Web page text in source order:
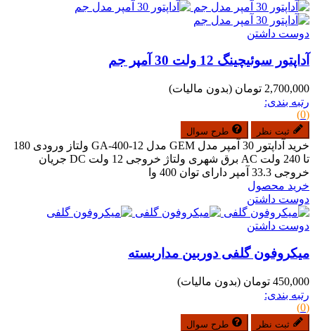
دوست داشتن
آداپتور سوئیچینگ 12 ولت 30 آمپر جم
2,700,000 تومان
(بدون مالیات)
رتبه بندی:
(0)
ثبت نظر طرح سوال
خرید آداپتور 30 آمپر مدل GEM مدل GA-400-12 ولتاز ورودی 180
تا 240 ولت AC برق شهری ولتاژ خروجی 12 ولت DC جریان
خروجی 33.3 آمپر دارای توان 400 وا
خرید محصول
دوست داشتن
دوست داشتن
میکروفون گلفی دوربین مداربسته
450,000 تومان
(بدون مالیات)
رتبه بندی:
(0)
ثبت نظر طرح سوال